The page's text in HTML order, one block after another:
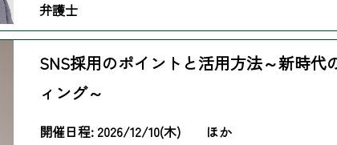
弁護士
SNS採用のポイントと活用方法～新時代
ィング～
開催日程: 2026/12/10(木) ほか